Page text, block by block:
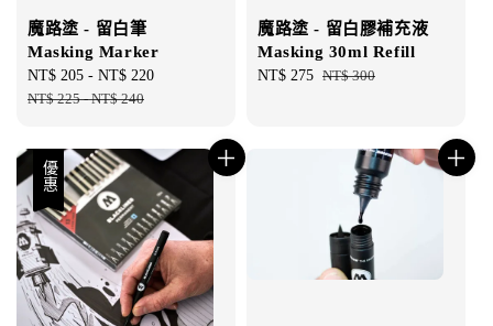
魔路塗 - 留白筆
Masking Marker
Sale
price
NT$ 205 - NT$ 220
NT$ 225-NT$ 240
魔路塗 - 留白膠補充液
Masking 30ml Refill
Sale
NT$ 275 Regular
NT$ 300
優惠